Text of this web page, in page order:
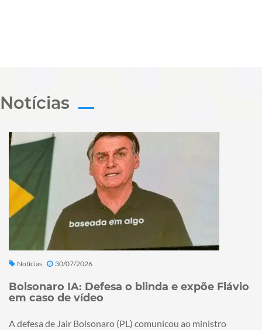
Notícias
Notícias 30/07/2026
Bolsonaro IA: Defesa o blinda e expõe Flávio
em caso de vídeo
A defesa de Jair Bolsonaro (PL) comunicou ao ministro